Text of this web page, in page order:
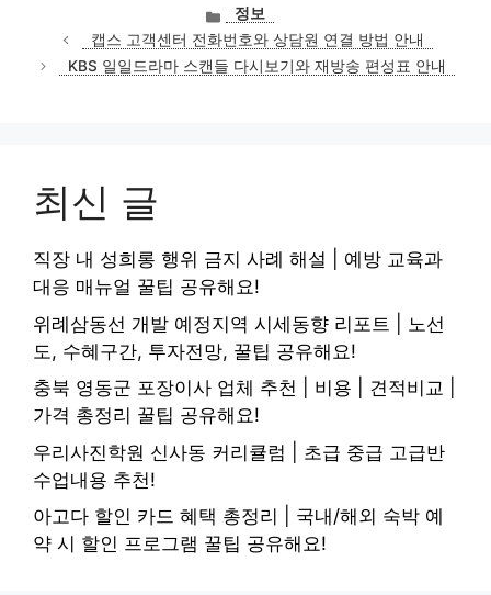
카
테
고
리
정보
캡스 고객센터 전화번호와 상담원 연결 방법 안내
KBS 일일드라마 스캔들 다시보기와 재방송 편성표 안내
최신 글
직장 내 성희롱 행위 금지 사례 해설 | 예방 교육과
대응 매뉴얼 꿀팁 공유해요!
위례삼동선 개발 예정지역 시세동향 리포트 | 노선
도, 수혜구간, 투자전망, 꿀팁 공유해요!
충북 영동군 포장이사 업체 추천 | 비용 | 견적비교 |
가격 총정리 꿀팁 공유해요!
우리사진학원 신사동 커리큘럼 | 초급 중급 고급반
수업내용 추천!
아고다 할인 카드 혜택 총정리 | 국내/해외 숙박 예
약 시 할인 프로그램 꿀팁 공유해요!